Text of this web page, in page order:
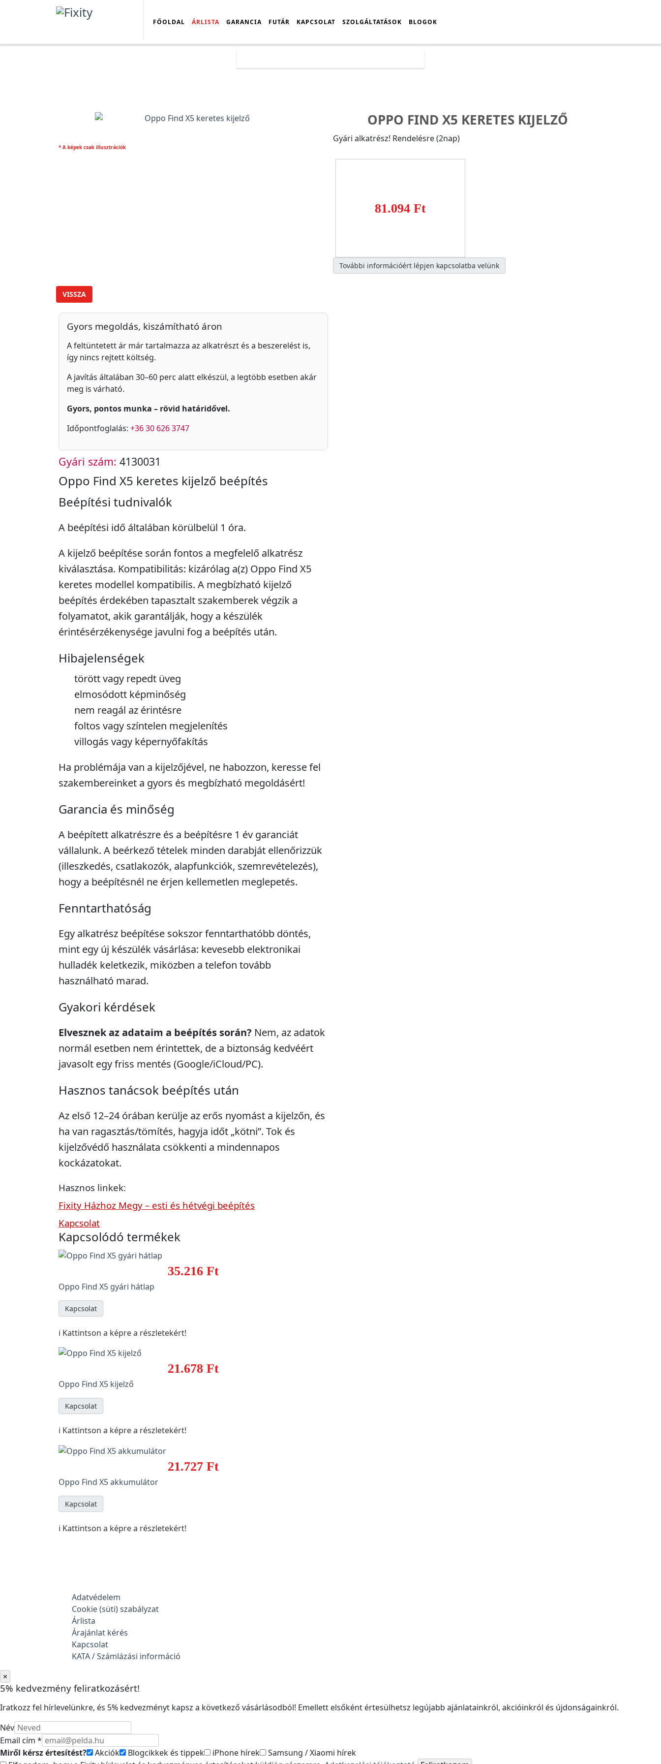
FŐOLDAL ÁRLISTA GARANCIA FUTÁR KAPCSOLAT SZOLGÁLTATÁSOK BLOGOK
* A képek csak illusztrációk
OPPO FIND X5 KERETES KIJELZŐ
Gyári alkatrész! Rendelésre (2nap)
81.094 Ft
További információért lépjen kapcsolatba velünk
VISSZA
Gyors megoldás, kiszámítható áron
A feltüntetett ár már tartalmazza az alkatrészt és a beszerelést is,
így nincs rejtett költség.
A javítás általában 30–60 perc alatt elkészül, a legtöbb esetben akár
meg is várható.
Gyors, pontos munka – rövid határidővel.
Időpontfoglalás: +36 30 626 3747
Gyári szám: 4130031
Oppo Find X5 keretes kijelző beépítés
Beépítési tudnivalók
A beépítési idő általában körülbelül 1 óra.
A kijelző beépítése során fontos a megfelelő alkatrész
kiválasztása. Kompatibilitás: kizárólag a(z) Oppo Find X5
keretes modellel kompatibilis. A megbízható kijelző
beépítés érdekében tapasztalt szakemberek végzik a
folyamatot, akik garantálják, hogy a készülék
érintésérzékenysége javulni fog a beépítés után.
Hibajelenségek
törött vagy repedt üveg
elmosódott képminőség
nem reagál az érintésre
foltos vagy színtelen megjelenítés
villogás vagy képernyőfakítás
Ha problémája van a kijelzőjével, ne habozzon, keresse fel
szakembereinket a gyors és megbízható megoldásért!
Garancia és minőség
A beépített alkatrészre és a beépítésre 1 év garanciát
vállalunk. A beérkező tételek minden darabját ellenőrizzük
(illeszkedés, csatlakozók, alapfunkciók, szemrevételezés),
hogy a beépítésnél ne érjen kellemetlen meglepetés.
Fenntarthatóság
Egy alkatrész beépítése sokszor fenntarthatóbb döntés,
mint egy új készülék vásárlása: kevesebb elektronikai
hulladék keletkezik, miközben a telefon tovább
használható marad.
Gyakori kérdések
Elvesznek az adataim a beépítés során? Nem, az adatok
normál esetben nem érintettek, de a biztonság kedvéért
javasolt egy friss mentés (Google/iCloud/PC).
Hasznos tanácsok beépítés után
Az első 12–24 órában kerülje az erős nyomást a kijelzőn, és
ha van ragasztás/tömítés, hagyja időt „kötni”. Tok és
kijelzővédő használata csökkenti a mindennapos
kockázatokat.
Hasznos linkek:
Fixity Házhoz Megy – esti és hétvégi beépítés
Kapcsolat
Kapcsolódó termékek
35.216 Ft
Oppo Find X5 gyári hátlap
Kapcsolat
ℹ️ Kattintson a képre a részletekért!
21.678 Ft
Oppo Find X5 kijelző
Kapcsolat
ℹ️ Kattintson a képre a részletekért!
21.727 Ft
Oppo Find X5 akkumulátor
Kapcsolat
ℹ️ Kattintson a képre a részletekért!
Adatvédelem
Cookie (süti) szabályzat
Árlista
Árajánlat kérés
Kapcsolat
KATA / Számlázási információ
×
5% kedvezmény feliratkozásért!
Iratkozz fel hírlevelünkre, és 5% kedvezményt kapsz a következő vásárlásodból! Emellett elsőként értesülhetsz legújabb ajánlatainkról, akcióinkról és újdonságainkról.
Név
Email cím *
Miről kérsz értesítést?
Akciók Blogcikkek és tippek iPhone hírek
Samsung / Xiaomi hírek